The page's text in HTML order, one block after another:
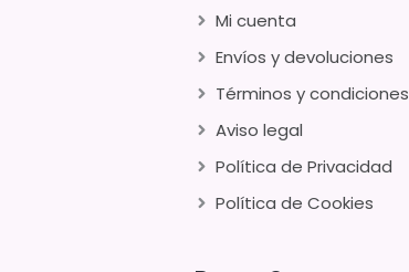
Mi cuenta
Envíos y devoluciones
Términos y condiciones
Aviso legal
Política de Privacidad
Política de Cookies